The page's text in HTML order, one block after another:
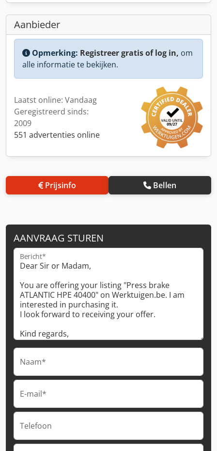
Aanbieder
Opmerking: Registreer gratis of log in, om
alle informatie te bekijken.
Laatst online: Vandaag
Geregistreerd sinds:
2009
551 advertenties online
Prijsinfo Bellen
AANVRAAG STUREN
Bericht*
Naam*
E-mail*
Telefoon